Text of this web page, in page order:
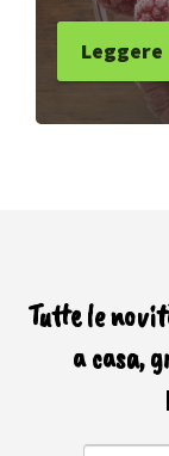
Leggere
Tutte le
a casa,